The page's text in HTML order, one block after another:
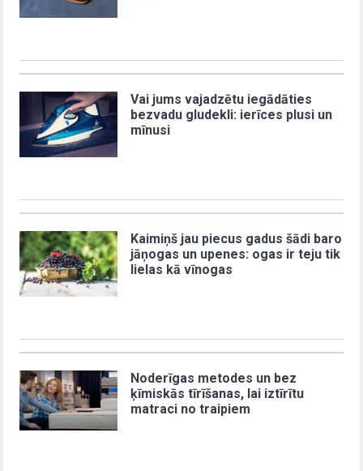
Vai jums vajadzētu iegādāties
bezvadu gludekli: ierīces plusi un
mīnusi
Kaimiņš jau piecus gadus šādi baro
jāņogas un upenes: ogas ir teju tik
lielas kā vīnogas
Noderīgas metodes un bez
ķīmiskās tīrīšanas, lai iztīrītu
matraci no traipiem